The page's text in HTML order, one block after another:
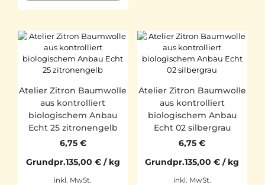
Atelier Zitron Baumwolle
aus kontrolliert
biologischem Anbau
Echt 25 zitronengelb
6,75 €
Grundpr.135,00 €/ kg
inkl. MwSt.
Atelier Zitron Baumwolle
aus kontrolliert
biologischem Anbau
Echt 02 silbergrau
6,75€
Grundpr.135,00€ / kg
inkl. MwSt.